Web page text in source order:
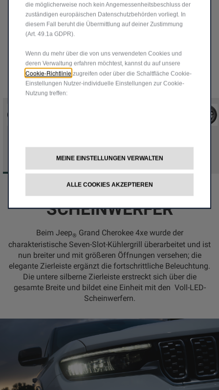
VOLL-LED-
SCHEINWERFER
Beim Jeep® Grand Cherokee 4xe wurde der
charakteristische Seven-Slot-Kühlergrill überarbeitet und ist
nun breiter und mit größeren Öffnungen versehen; die
elegante Zierleiste ergänzt die fortschrittliche Beleuchtung.
Die untere silberne Zierleiste erstreckt sich über die
gesamte Breite und bildet eine Einheit mit den Voll-LED-
Scheinwerfern.
die möglicherweise noch kein Angemessenheitsbeschluss der
zuständigen europäischen Datenschutzbehörden vorliegt. In
diesem Fall beruht die Übermittlung auf deiner Zustimmung
(Art. 49.1a GDPR).
Wenn du mehr über die von uns verwendeten Cookies und
deren Verwaltung erfahren möchtest, kannst du auf unsere
Cookie-Richtlinie zugreifen oder über die Schaltfläche Cookie-
Einstellungen Nutzer-individuelle Einstellungen zur Cookie-
Nutzung treffen:
MEINE EINSTELLUNGEN VERWALTEN
ALLE COOKIES AKZEPTIEREN